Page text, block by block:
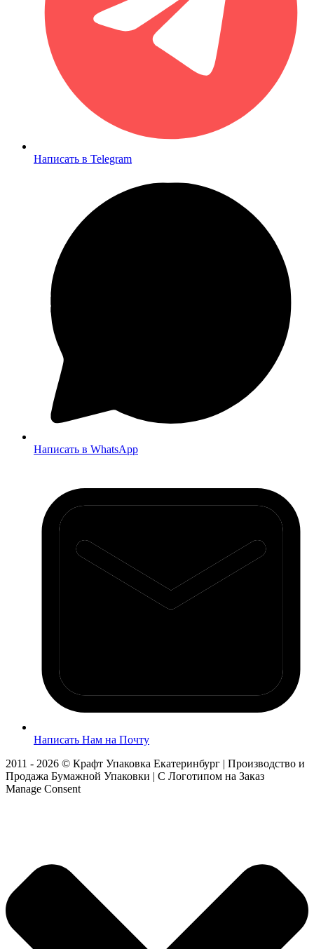
Написать в Telegram
Написать в WhatsApp
Написать Нам на Почту
2011 - 2026 © Крафт Упаковка Екатеринбург | Производство и
Продажа Бумажной Упаковки | С Логотипом на Заказ
Manage Consent